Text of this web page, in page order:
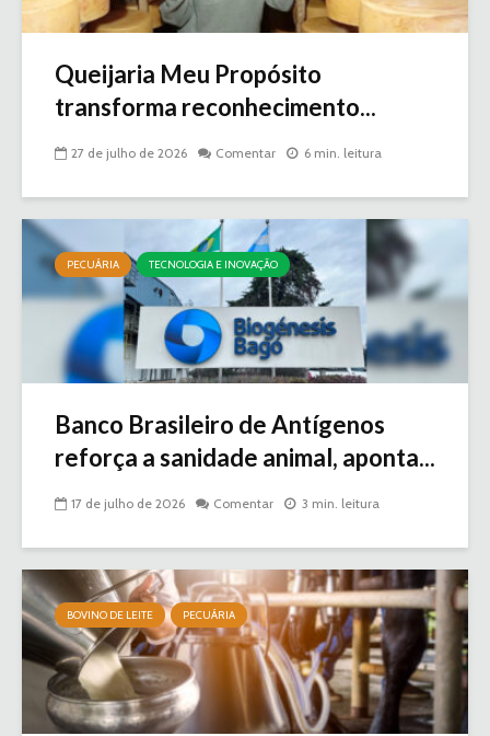
Queijaria Meu Propósito
transforma reconhecimento...
27 de julho de 2026 Comentar 6 min. leitura
PECUÁRIA TECNOLOGIA E INOVAÇÃO
Banco Brasileiro de Antígenos
reforça a sanidade animal, aponta...
17 de julho de 2026 Comentar 3 min. leitura
BOVINO DE LEITE PECUÁRIA